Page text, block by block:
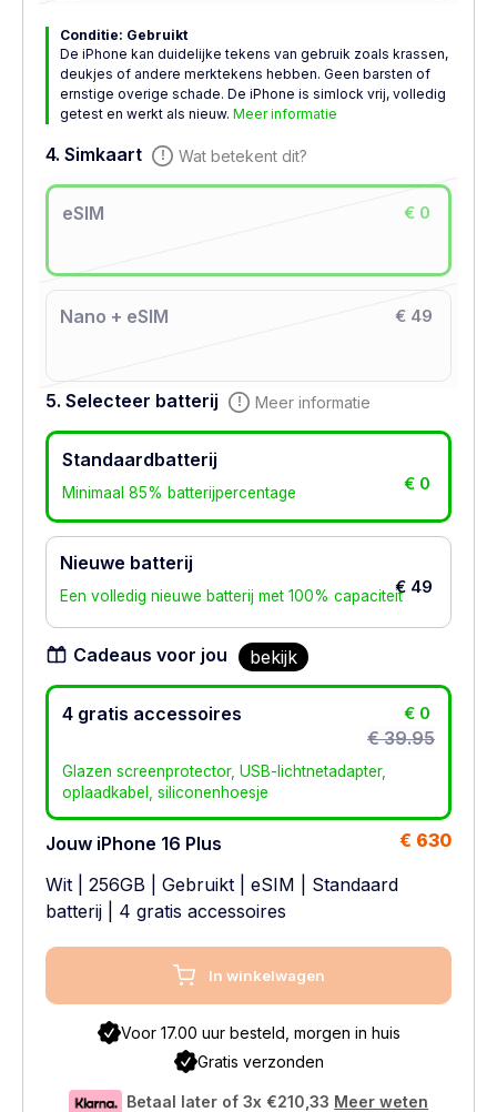
Conditie: Gebruikt
De iPhone kan duidelijke tekens van gebruik zoals krassen,
deukjes of andere merktekens hebben. Geen barsten of
ernstige overige schade. De iPhone is simlock vrij, volledig
getest en werkt als nieuw. Meer informatie
4. Simkaart Wat betekent dit?
eSIM € 0
Nano + eSIM € 49
5. Selecteer batterij Meer informatie
Standaardbatterij
€ 0
Minimaal 85% batterijpercentage
Nieuwe batterij
€ 49
Een volledig nieuwe batterij met 100% capaciteit
Cadeaus voor jou bekijk
4 gratis accessoires € 0
€ 39.95
Glazen screenprotector, USB-lichtnetadapter,
oplaadkabel, siliconenhoesje
Jouw iPhone 16 Plus
€ 630
Wit
256GB Gebruikt eSIM
Standaard
batterij | 4 gratis accessoires
In winkelwagen
Voor 17.00 uur besteld, morgen in huis
Gratis verzonden
Betaal later of 3x €210,33 Meer weten